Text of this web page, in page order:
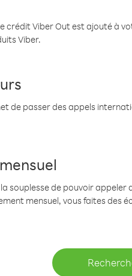
crédit Viber Out est ajouté à
Viber.
de passer des appels
souplesse de pouvoir
mensuel, vous faites des